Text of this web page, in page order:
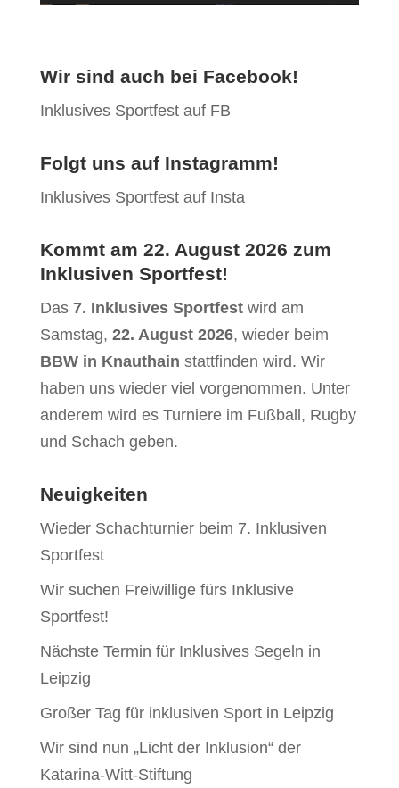
Wir sind auch bei Facebook!
Inklusives Sportfest auf FB
Folgt uns auf Instagramm!
Inklusives Sportfest auf Insta
Kommt am 22. August 2026 zum
Inklusiven Sportfest!
Das 7. Inklusives Sportfestwird am
Samstag, 22. August 2026, wieder beim
BBW in Knauthain stattfinden wird. Wir
haben uns wieder viel vorgenommen. Unter
anderem wird es Turniere im Fußball, Rugby
und Schach geben.
Neuigkeiten
Wieder Schachturnier beim 7. Inklusiven
Sportfest
Wir suchen Freiwillige fürs Inklusive
Sportfest!
Nächste Termin für Inklusives Segeln in
Leipzig
Großer Tag für inklusiven Sport in Leipzig
Wir sind nun „Licht der Inklusion“ der
Katarina-Witt-Stiftung